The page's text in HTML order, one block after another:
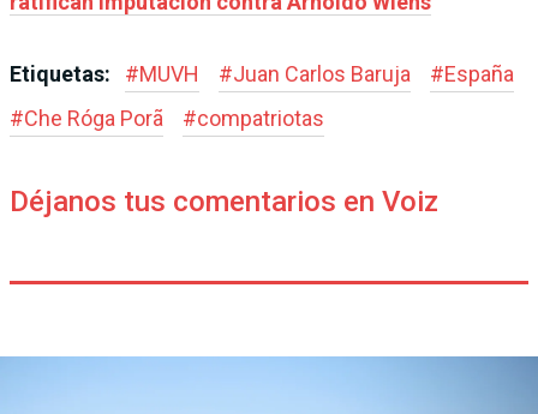
Etiquetas: #MUVH #Juan Carlos Baruja #España
#Che Róga Porã #compatriotas
Déjanos tus comentarios en Voiz